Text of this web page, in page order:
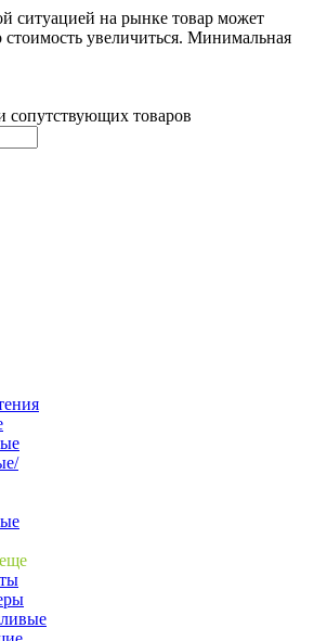
ситуацией на рынке товар может
стоимость увеличиться. Минимальная
сопутствующих товаров